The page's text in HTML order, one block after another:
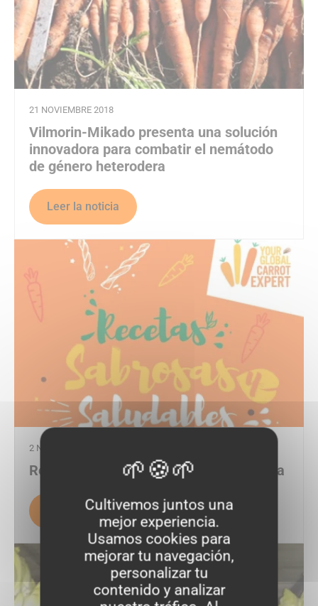
21 NOVIEMBRE 2018
Vilmorin-Mikado presenta una solución
innovadora para combatir el nemátodo
de género heterodera
Leer la noticia
2 NOVIEMBRE 2018
Recetas sanas y deliciosas de zanahoria
Leer la noticiaCultivemos juntos una
mejor experiencia.
Usamos cookies para
mejorar tu navegación,
personalizar tu
contenido y analizar